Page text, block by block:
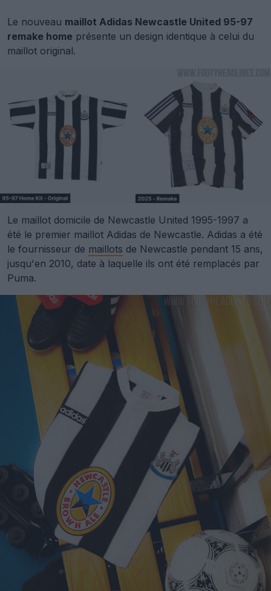
Le nouveau maillot Adidas Newcastle United 95-97
remake home présente un design identique à celui du
maillot original.
Le maillot domicile de Newcastle United 1995-1997 a
été le premier maillot Adidas de Newcastle. Adidas a été
le fournisseur de maillots de Newcastle pendant 15 ans,
jusqu'en 2010, date à laquelle ils ont été remplacés par
Puma.